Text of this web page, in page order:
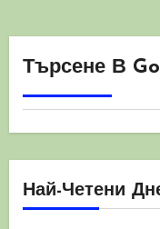
Търсене В
Най-Четени